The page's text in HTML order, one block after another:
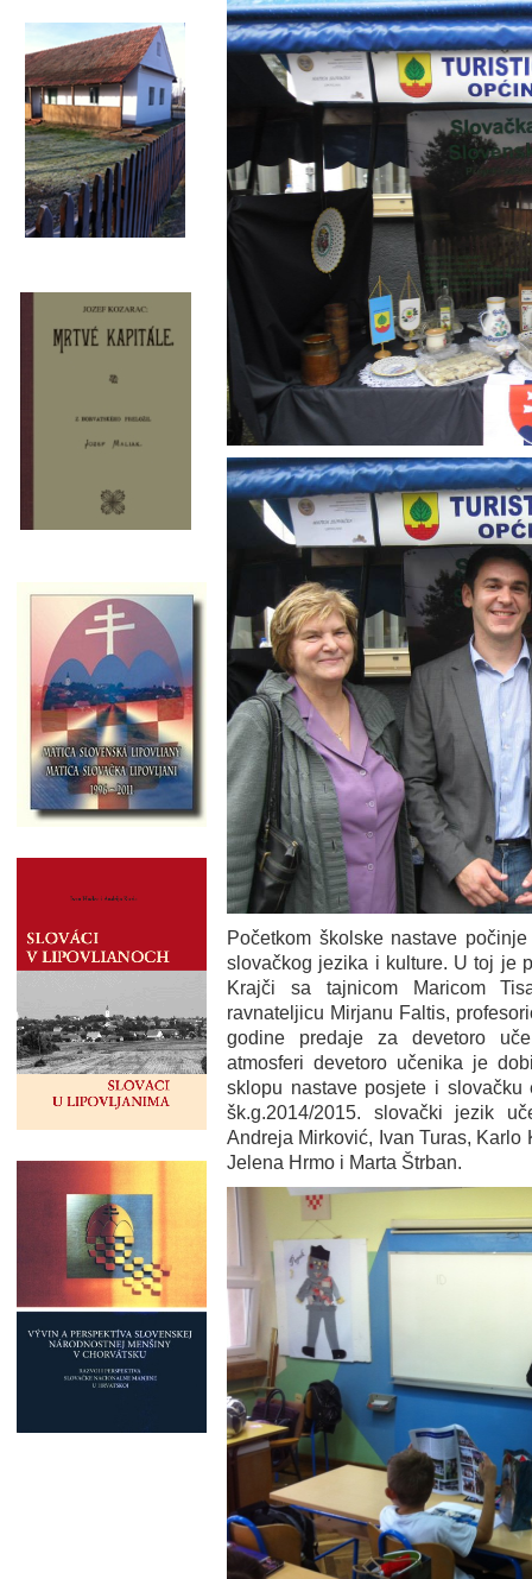
Početkom školske nastave
slovačkog jezika i kulture. U toj je
Krajči sa tajnicom Maricom
ravnateljicu Mirjanu Faltis,
godine predaje za devetoro
atmosferi devetoro učenika je
sklopu nastave posjete i
šk.g.2014/2015. slovački jezik
Andreja Mirković, Ivan Turas, Karlo
Jelena Hrmo i Marta Štrban.